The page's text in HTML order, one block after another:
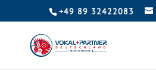
+49 89 32422083